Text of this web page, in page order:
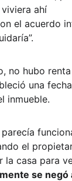
ahí
el acuerdo
no hubo
una
inmueble.
el
la casa para
se negó